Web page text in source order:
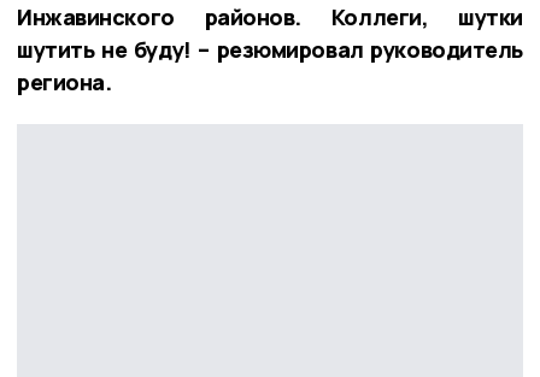
Инжавинского районов. Коллеги, шутки
шутить не буду! – резюмировал руководитель
региона.